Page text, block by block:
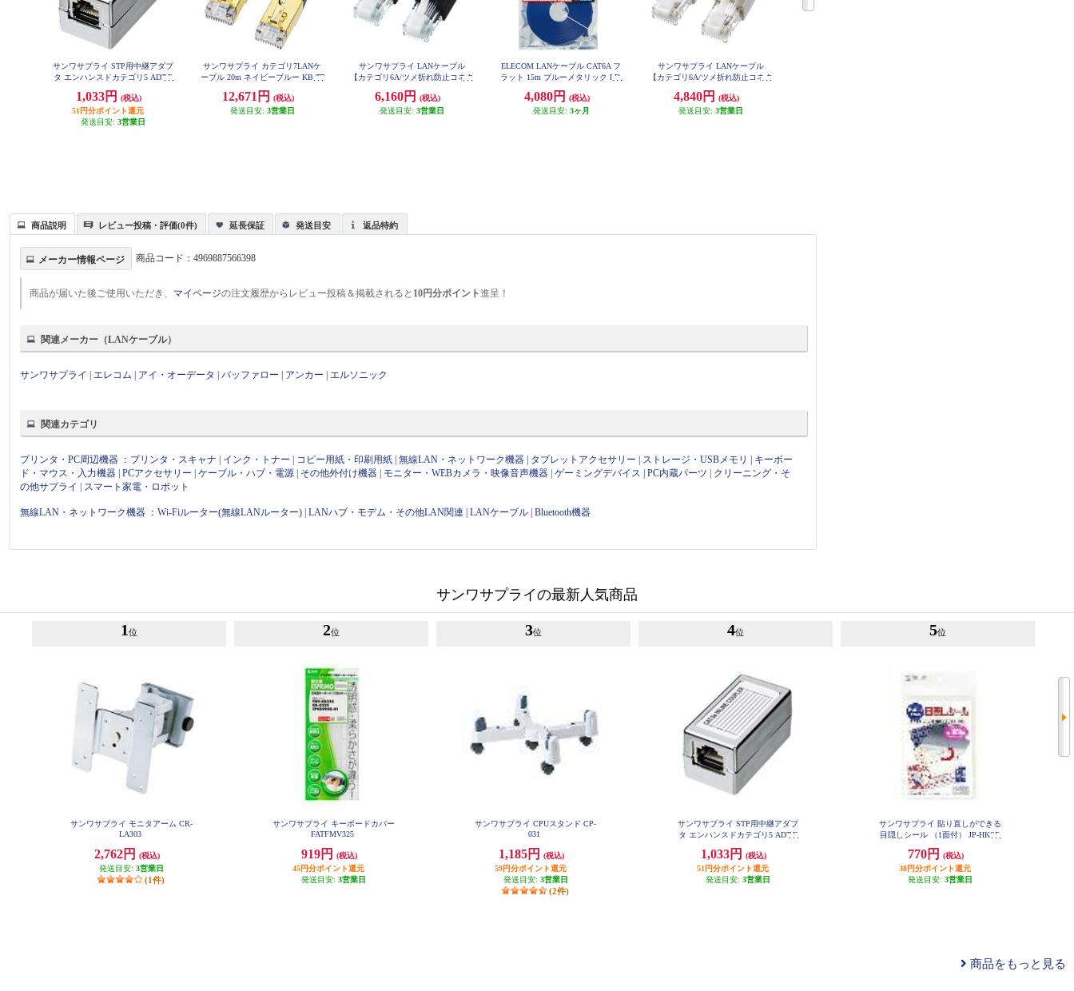
サンワサプライ STP用中継アダプ
タ エンハンスドカテゴリ5 ADT-E
1,033円
(税込)
51円分ポイント還元
発送目安: 3営業日
サンワサプライ カテゴリ7LANケ
ーブル 20m ネイビーブルー KB-T7
12,671円
(税込)
発送目安: 3営業日
サンワサプライ LANケーブル
【カテゴリ6A/ツメ折れ防止コネク
KB-T6ATS-20BK
6,160円
(税込)
発送目安: 3営業日
ELECOM LANケーブル CAT6A フ
ラット 15m ブルーメタリック LD-
4,080円
(税込)
発送目安: 3ヶ月
サンワサプライ LANケーブル
【カテゴリ6A/ツメ折れ防止コネク
KB-T6ATS-15W
4,840円
(税込)
発送目安: 3営業日
商品説明 レビュー投稿・評価(0件) 延長保証 発送目安 返品特約
メーカー情報ページ 商品コード：4969887566398
商品が届いた後ご使用いただき、 マイページの注文履歴からレビュー投稿＆掲載されると 10円分ポイント進呈！
関連メーカー（LANケーブル）
サンワサプライ エレコム アイ・オーデータ |バッファロー アンカー エルソニック
関連カテゴリ
プリンタ・PC周辺機器 ： プリンタ・スキャナ インク・トナー コピー用紙・印刷用紙 |無線LAN・ネットワーク機器 タブレットアクセサリー ストレージ・USBメモリ
キーボー
ド・マウス・入力機器 |PCアクセサリー |ケーブル・ハブ・電源 その他外付け機器 モニター・WEBカメラ・映像音声機器 |ゲーミングデバイス |PC内蔵パーツ
クリーニング・そ
の他サプライ
スマート家電・ロボット
無線LAN・ネットワーク機器 ：Wi-Fiルーター(無線LANルーター) |LANハブ・モデム・その他LAN関連 |LANケーブル |Bluetooth機器
サンワサプライの最新人気商品
1 位
サンワサプライ モニタアーム CR-
LA303
2,762円
(税込)
発送目安: 3営業日
(1件)
2位
サンワサプライ キーボードカバー
FATFMV325
919円
(税込)
45円分ポイント還元
発送目安: 3営業日
3位
サンワサプライ CPUスタンド CP-
031
1,185円
(税込)
59円分ポイント還元
発送目安: 3営業日
(2件)
4位
サンワサプライ STP用中継アダプ
タ エンハンスドカテゴリ5 ADT-E
1,033円
(税込)
51円分ポイント還元
発送目安: 3営業日
5位
サンワサプライ 貼り直しができる
目隠しシール （1面付） JP-HKSE
770円
(税込)
38円分ポイント還元
発送目安: 3営業日
商品をもっと見る